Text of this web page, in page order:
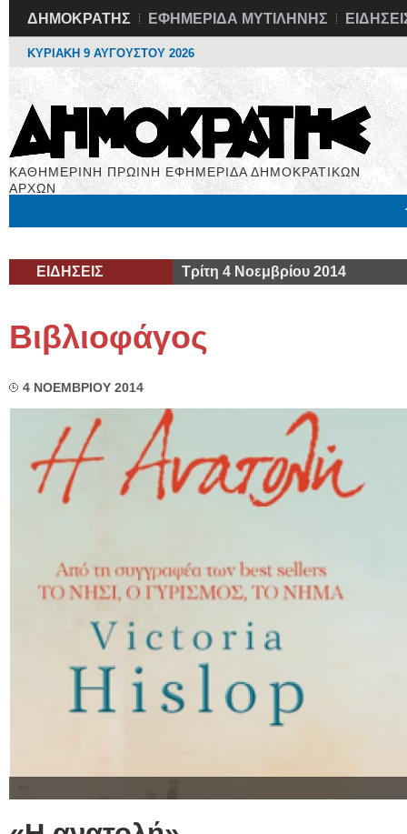
ΔΗΜΟΚΡΑΤΗΣ ΕΦΗΜΕΡΙΔΑ ΜΥΤΙΛΗΝΗΣ
ΚΥΡΙΑΚΗ 9 ΑΥΓΟΥΣΤΟΥ 2026
ΚΑΘΗΜΕΡΙΝΗ ΠΡΩΙΝΗ ΕΦΗΜΕΡΙΔΑ ΔΗΜΟΚΡΑΤΙΚΩΝ
ΑΡΧΩΝ
ΕΙΔΗΣΕΙΣ Τρίτη 4 Νοεμβρίου 2014
Βιβλιοφάγος
4 ΝΟΕΜΒΡΙΟΥ 2014